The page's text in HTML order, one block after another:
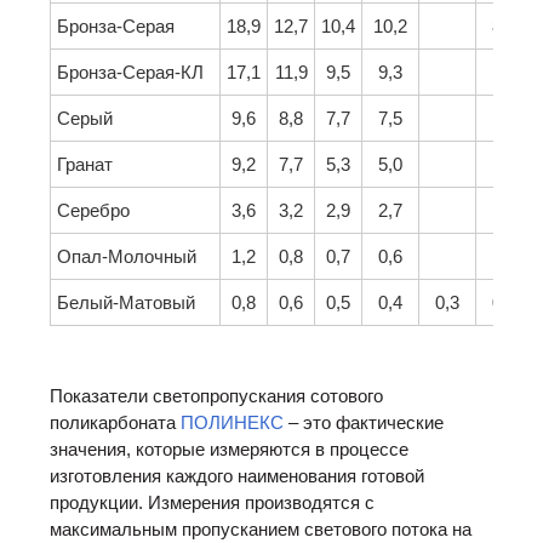
Бронза-Серая 18,9 12,7 10,4 10,2 8,1
Бронза-Серая-КЛ 17,1 11,9 9,5 9,3
Серый 9,6 8,8 7,7 7,5
Гранат 9,2 7,7 5,3 5,0
Серебро 3,6 3,2 2,9 2,7
Опал-Молочный 1,2 0,8 0,7 0,6
Белый-Матовый 0,8 0,6 0,5 0,4 0,3 0,2
Показатели светопропускания сотового
поликарбоната ПОЛИНЕКС – это фактические
значения, которые измеряются в процессе
изготовления каждого наименования готовой
продукции. Измерения производятся с
максимальным пропусканием светового потока на